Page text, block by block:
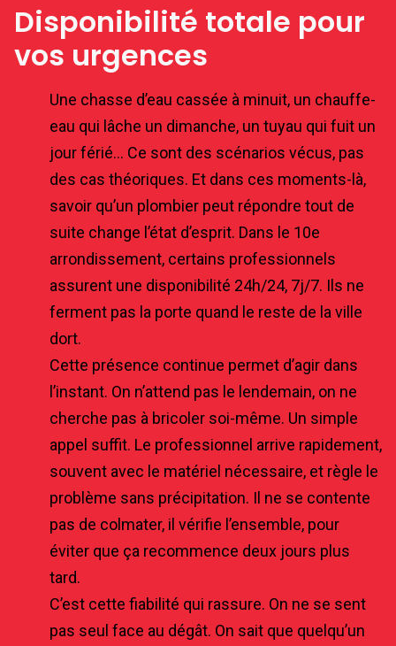
Disponibilité totale pour
vos urgences
Une chasse d’eau cassée à minuit, un chauffe-
eau qui lâche un dimanche, un tuyau qui fuit un
jour férié… Ce sont des scénarios vécus, pas
des cas théoriques. Et dans ces moments-là,
savoir qu’un plombier peut répondre tout de
suite change l’état d’esprit. Dans le 10e
arrondissement, certains professionnels
assurent une disponibilité 24h/24, 7j/7. Ils ne
ferment pas la porte quand le reste de la ville
dort.
Cette présence continue permet d’agir dans
l’instant. On n’attend pas le lendemain, on ne
cherche pas à bricoler soi-même. Un simple
appel suffit. Le professionnel arrive rapidement,
souvent avec le matériel nécessaire, et règle le
problème sans précipitation. Il ne se contente
pas de colmater, il vérifie l’ensemble, pour
éviter que ça recommence deux jours plus
tard.
C’est cette fiabilité qui rassure. On ne se sent
pas seul face au dégât. On sait que quelqu’un